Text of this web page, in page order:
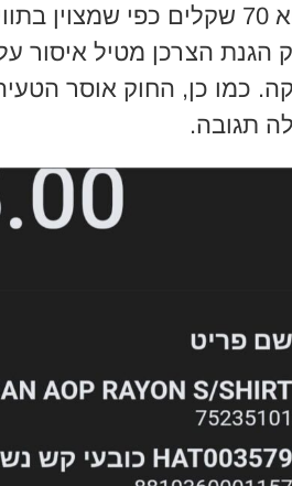
החולצות הוא 70 שקלים כפי
2 לחוק הגנת הצרכן מטיל
כמו כן, החוק אוסר
תגובה.